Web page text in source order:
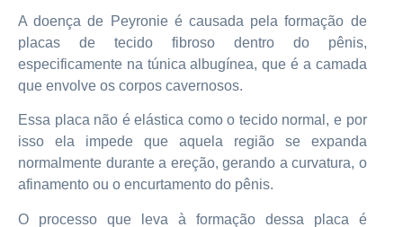
A doença de Peyronie é causada pela formação de
placas de tecido fibroso dentro do pênis,
especificamente na túnica albugínea, que é a camada
que envolve os corpos cavernosos.
Essa placa não é elástica como o tecido normal, e por
isso ela impede que aquela região se expanda
normalmente durante a ereção, gerando a curvatura, o
afinamento ou o encurtamento do pênis.
O processo que leva à formação dessa placa é